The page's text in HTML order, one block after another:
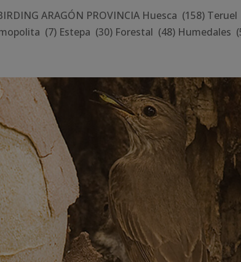
ARAGÓN PROVINCIA Huesca (158)
(7) Estepa (30) Forestal (48) Humedales